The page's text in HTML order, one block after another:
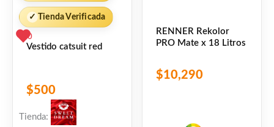
Excelente rendimiento por metro
cuadrado
Muy buena resistencia al lavado y
profesional
Resistencia al moho y formación de
✓ Tienda Verificada
0
Vestido catsuit red
$500
Tienda:
RENNER Rekolor
PRO Mate x 18 Litros
$10,290